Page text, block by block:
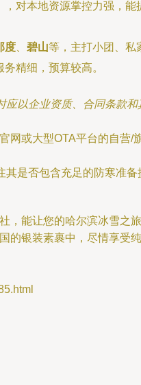
，对本地资源掌控力强，能
度 碧山等，主打小团、私
精细，预算较高。
应以企业资质、合同条款和
网或大型OTA平台的自营/
其是否包含充足的防寒准备
，能让您的哈尔滨冰雪之旅
的银装素裹中，尽情享受纯